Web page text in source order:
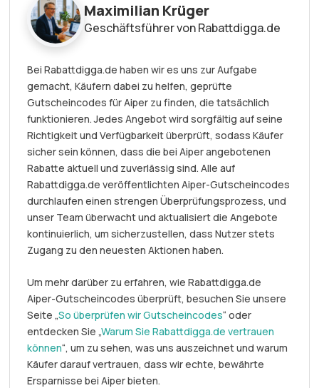
Maximilian Krüger
Geschäftsführer von Rabattdigga.de
Bei Rabattdigga.de haben wir es uns zur Aufgabe
gemacht, Käufern dabei zu helfen, geprüfte
Gutscheincodes für Aiper zu finden, die tatsächlich
funktionieren. Jedes Angebot wird sorgfältig auf seine
Richtigkeit und Verfügbarkeit überprüft, sodass Käufer
sicher sein können, dass die bei Aiper angebotenen
Rabatte aktuell und zuverlässig sind. Alle auf
Rabattdigga.de veröffentlichten Aiper-Gutscheincodes
durchlaufen einen strengen Überprüfungsprozess, und
unser Team überwacht und aktualisiert die Angebote
kontinuierlich, um sicherzustellen, dass Nutzer stets
Zugang zu den neuesten Aktionen haben.
Um mehr darüber zu erfahren, wie Rabattdigga.de
Aiper-Gutscheincodes überprüft, besuchen Sie unsere
Seite „So überprüfen wir Gutscheincodes“ oder
entdecken Sie „Warum Sie Rabattdigga.de vertrauen
können“, um zu sehen, was uns auszeichnet und warum
Käufer darauf vertrauen, dass wir echte, bewährte
Ersparnisse bei Aiper bieten.